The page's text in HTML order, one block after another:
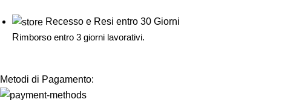
Recesso e Resi entro 30 Giorni
Rimborso entro 3 giorni lavorativi.
Metodi di Pagamento: